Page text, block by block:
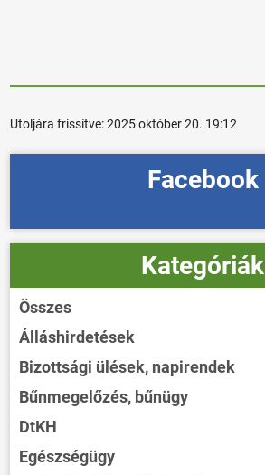
Utoljára frissítve:2025 október 20. 19:12
Facebook
Kategóriák
Összes
Álláshirdetések
Bizottsági ülések, napirendek
Bűnmegelőzés, bűnügy
DtKH
Egészségügy